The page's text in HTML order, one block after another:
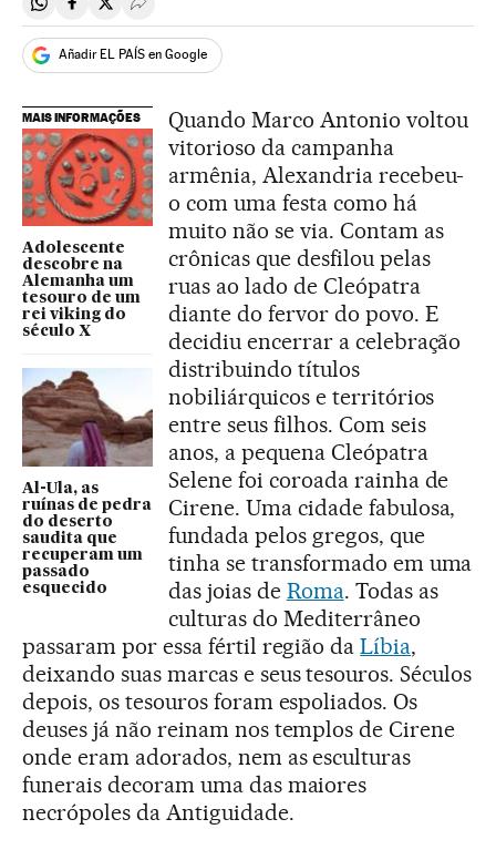
Compartir en Whatsapp
Compartir en Facebook
Compartir en Twitter
Desplegar Redes Sociales
Añadir EL PAÍS en Google
MAIS INFORMAÇÕES
Adolescente
descobre na
Alemanha um
tesouro de um
rei viking do
século X
Al-Ula, as
ruínas de pedra
do deserto
saudita que
recuperam um
passado
esquecido
Quando Marco Antonio voltou
vitorioso da campanha
armênia, Alexandria recebeu-
o com uma festa como há
muito não se via. Contam as
crônicas que desfilou pelas
ruas ao lado de Cleópatra
diante do fervor do povo. E
decidiu encerrar a celebração
distribuindo títulos
nobiliárquicos e territórios
entre seus filhos. Com seis
anos, a pequena Cleópatra
Selene foi coroada rainha de
Cirene. Uma cidade fabulosa,
fundada pelos gregos, que
tinha se transformado em uma
das joias de Roma. Todas as
culturas do Mediterrâneo
passaram por essa fértil região daLíbia,
deixando suas marcas e seus tesouros. Séculos
depois, os tesouros foram espoliados. Os
deuses já não reinam nos templos de Cirene
onde eram adorados, nem as esculturas
funerais decoram uma das maiores
necrópoles da Antiguidade.